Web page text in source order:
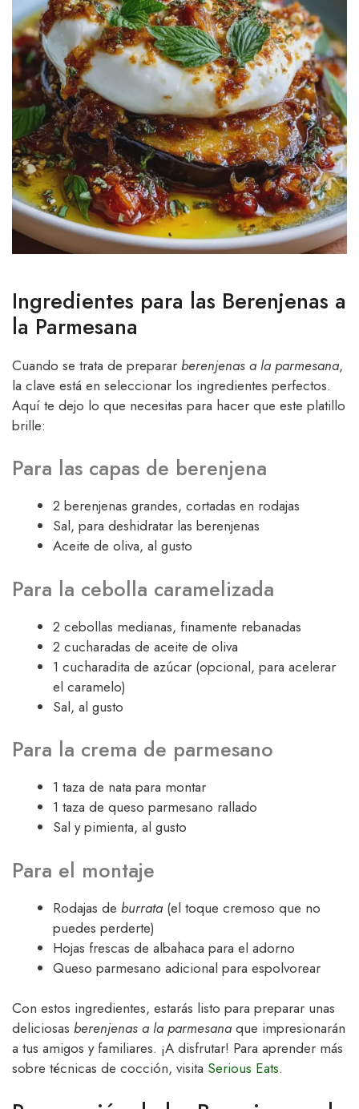
Ingredientes para las Berenjenas a
la Parmesana
Cuando se trata de preparar berenjenas a la parmesana,
la clave está en seleccionar los ingredientes perfectos.
Aquí te dejo lo que necesitas para hacer que este platillo
brille:
Para las capas de berenjena
2 berenjenas grandes, cortadas en rodajas
Sal, para deshidratar las berenjenas
Aceite de oliva, al gusto
Para la cebolla caramelizada
2 cebollas medianas, finamente rebanadas
2 cucharadas de aceite de oliva
1 cucharadita de azúcar (opcional, para acelerar
el caramelo)
Sal, al gusto
Para la crema de parmesano
1 taza de nata para montar
1 taza de queso parmesano rallado
Sal y pimienta, al gusto
Para el montaje
Rodajas de burrata (el toque cremoso que no
puedes perderte)
Hojas frescas de albahaca para el adorno
Queso parmesano adicional para espolvorear
Con estos ingredientes, estarás listo para preparar unas
deliciosas berenjenas a la parmesana que impresionarán
a tus amigos y familiares. ¡A disfrutar! Para aprender más
sobre técnicas de cocción, visita Serious Eats.